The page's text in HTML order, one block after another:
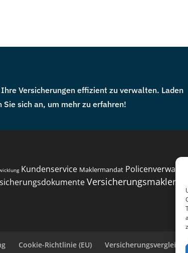
Versicherungen effizient zu verwalten. Laden
sich an, um mehr zu erfahren!
Kundenservice Maklermandat
Versicherungsmakler
Cookie-Richtlinie (EU) Versicherungsvergleiche